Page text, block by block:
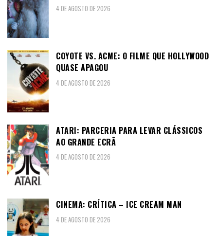
4 DE AGOSTO DE 2026
COYOTE VS. ACME: O FILME QUE HOLLYWOOD
QUASE APAGOU
4 DE AGOSTO DE 2026
ATARI: PARCERIA PARA LEVAR CLÁSSICOS
AO GRANDE ECRÃ
4 DE AGOSTO DE 2026
CINEMA: CRÍTICA – ICE CREAM MAN
4 DE AGOSTO DE 2026